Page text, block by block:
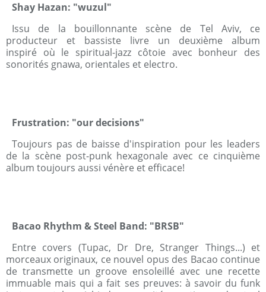
Shay Hazan: "wuzul"
Issu de la bouillonnante scène de Tel Aviv, ce
producteur et bassiste livre un deuxième album
inspiré où le spiritual-jazz côtoie avec bonheur des
sonorités gnawa, orientales et electro.
Frustration: "our decisions"
Toujours pas de baisse d'inspiration pour les leaders
de la scène post-punk hexagonale avec ce cinquième
album toujours aussi vénère et efficace!
Bacao Rhythm & Steel Band: "BRSB"
Entre covers (Tupac, Dr Dre, Stranger Things...) et
morceaux originaux, ce nouvel opus des Bacao continue
de transmette un groove ensoleillé avec une recette
immuable mais qui a fait ses preuves: à savoir du funk